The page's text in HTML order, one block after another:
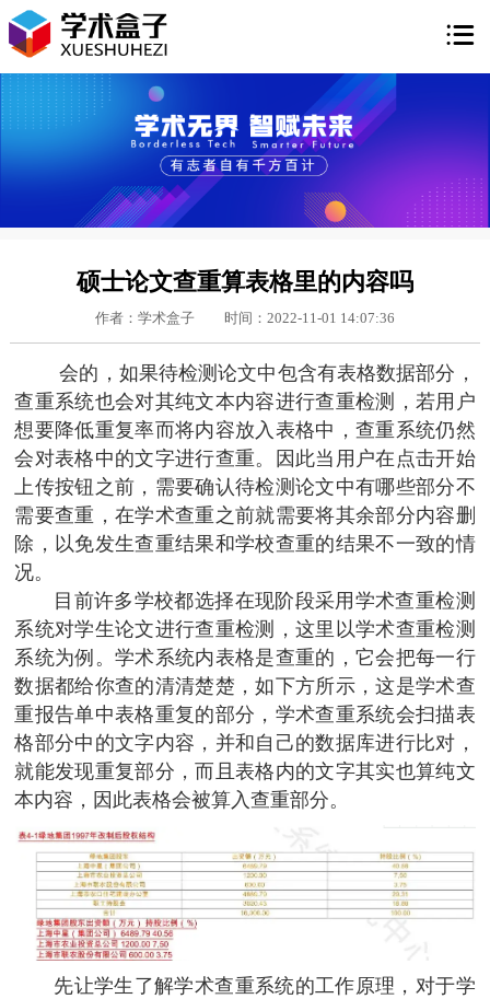

硕士论文查重算表格里的内容吗
作者：学术盒子 时间：2022-11-01 14:07:36
会的，如果待检测论文中包含有表格数据部分，
查重系统也会对其纯文本内容进行查重检测，若用户
想要降低重复率而将内容放入表格中，查重系统仍然
会对表格中的文字进行查重。因此当用户在点击开始
上传按钮之前，需要确认待检测论文中有哪些部分不
需要查重，在学术查重之前就需要将其余部分内容删
除，以免发生查重结果和学校查重的结果不一致的情
况。
目前许多学校都选择在现阶段采用学术查重检测
系统对学生论文进行查重检测，这里以学术查重检测
系统为例。学术系统内表格是查重的，它会把每一行
数据都给你查的清清楚楚，如下方所示，这是学术查
重报告单中表格重复的部分，学术查重系统会扫描表
格部分中的文字内容，并和自己的数据库进行比对，
就能发现重复部分，而且表格内的文字其实也算纯文
本内容，因此表格会被算入查重部分。
先让学生了解学术查重系统的工作原理，对于学